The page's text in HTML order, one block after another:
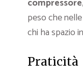
compressore
peso che
chi ha spazio
Praticità